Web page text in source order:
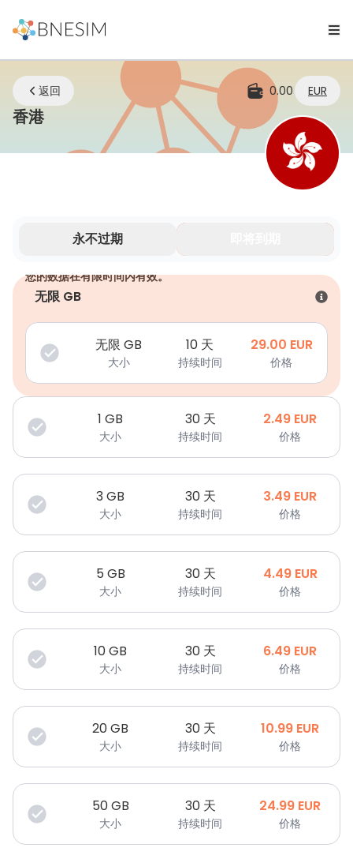
返回 0.00 EUR
香港eSIM | 无论您身在何处，始终保持连接
永不过期
您的数据在有限时间内有效。
无限 GB
无限 GB
大小
10 天
持续时间
29.00 EUR
价格
1 GB
大小
30 天
持续时间
2.49 EUR
价格
3GB
大小
30 天
持续时间
3.49 EUR
价格
5 GB
大小
30 天
持续时间
4.49 EUR
价格
10GB
大小
30 天
持续时间
6.49 EUR
价格
20GB
大小
30 天
持续时间
10.99 EUR
价格
50GB
大小
30 天
持续时间
24.99 EUR
价格